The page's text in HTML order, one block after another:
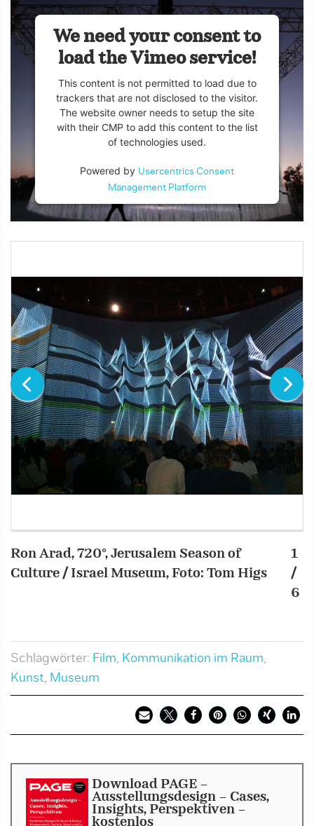
We need your consent to
load the Vimeo service!
This content is not permitted to load due to
trackers that are not disclosed to the visitor.
The website owner needs to setup the site
with their CMP to add this content to the list
of technologies used.
Powered by Usercentrics Consent
Management Platform
Ron Arad, 720°, Jerusalem Season of
Culture / Israel Museum, Foto: Tom Higs
1
/
6
Schlagwörter: Film, Kommunikation im Raum,
Kunst, Museum
Download PAGE -
Ausstellungsdesign - Cases,
Insights, Perspektiven -
kostenlos